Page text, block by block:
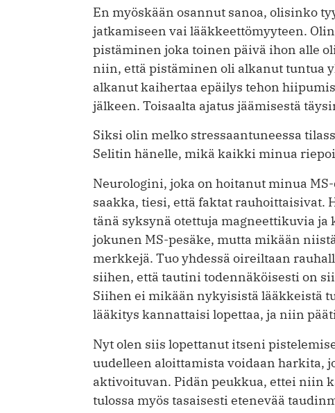
En myöskään osannut sanoa, olisinko
jatkamiseen vai lääkkeettömyyteen.
pistäminen joka toinen päivä ihon alle
niin, että pistäminen oli alkanut tuntua
alkanut kaihertaa epäilys tehon
jälkeen. Toisaalta ajatus jäämisestä
Siksi olin melko stressaantuneessa
Selitin hänelle, mikä kaikki minua
Neurologini, joka on hoitanut minua
saakka, tiesi, että faktat rauhoittaisivat.
tänä syksynä otettuja magneettikuvia
jokunen MS-pesäke, mutta mikään
merkkejä. Tuo yhdessä oireiltaan
siihen, että tautini todennäköisesti on
Siihen ei mikään nykyisistä lääkkeistä
lääkitys kannattaisi lopettaa, ja niin
Nyt olen siis lopettanut itseni
uudelleen aloittamista voidaan harkita,
aktivoituvan. Pidän peukkua, ettei niin
tulossa myös tasaisesti etenevää